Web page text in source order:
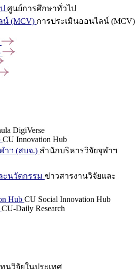
ศูนย์การศึกษาทั่วไป
น์ (MCV) การประเมินออนไลน์ (MCV)
DigiVerse
CU Innovation Hub
าฯ (สบจ.) สำนักบริหารวิจัยจุฬาฯ
ะนวัตกรรม ข่าวสารงานวิจัยและ
Hub CU Social Innovation Hub
CU-Daily Research
ทุนวิจัยในประเทศ